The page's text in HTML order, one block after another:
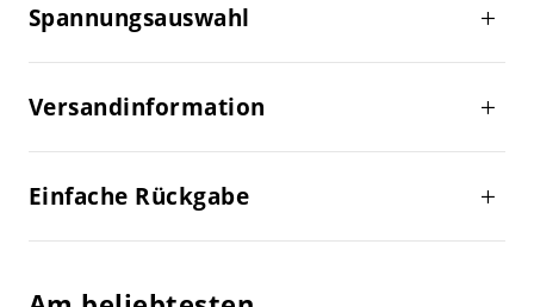
Spannungsauswahl
Versandinformation
Einfache Rückgabe